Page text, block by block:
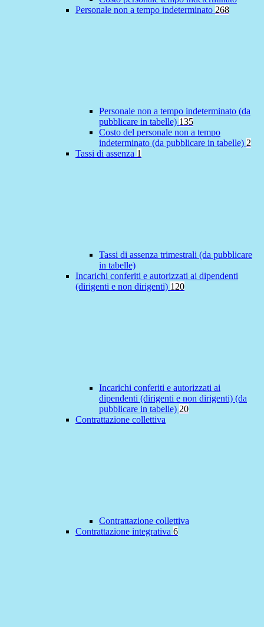
Personale non a tempo indeterminato 268
Personale non a tempo indeterminato (da
pubblicare in tabelle) 135
Costo del personale non a tempo
indeterminato (da pubblicare in tabelle) 2
Tassi di assenza 1
Tassi di assenza trimestrali (da pubblicare
in tabelle)
Incarichi conferiti e autorizzati ai dipendenti
(dirigenti e non dirigenti) 120
Incarichi conferiti e autorizzati ai
dipendenti (dirigenti e non dirigenti) (da
pubblicare in tabelle) 20
Contrattazione collettiva
Contrattazione collettiva
Contrattazione integrativa 6